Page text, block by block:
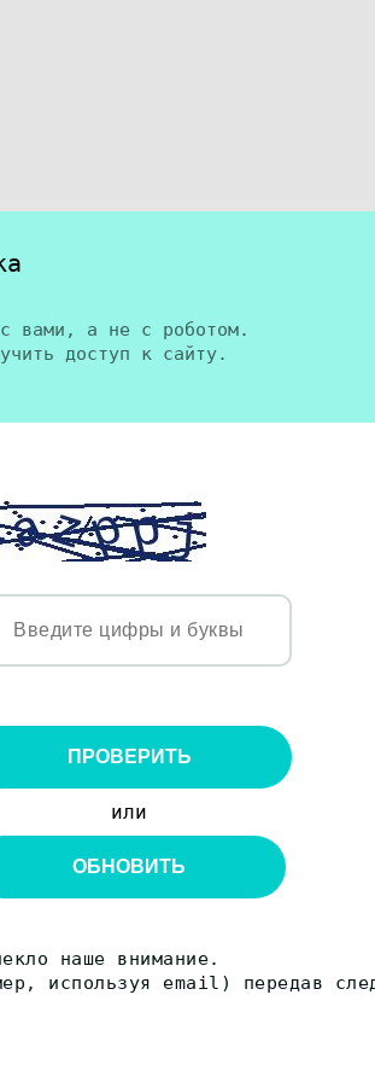
вами, а не с роботом.
доступ к сайту.
ПРОВЕРИТЬ
или
ОБНОВИТЬ
наше внимание.
используя email) передав